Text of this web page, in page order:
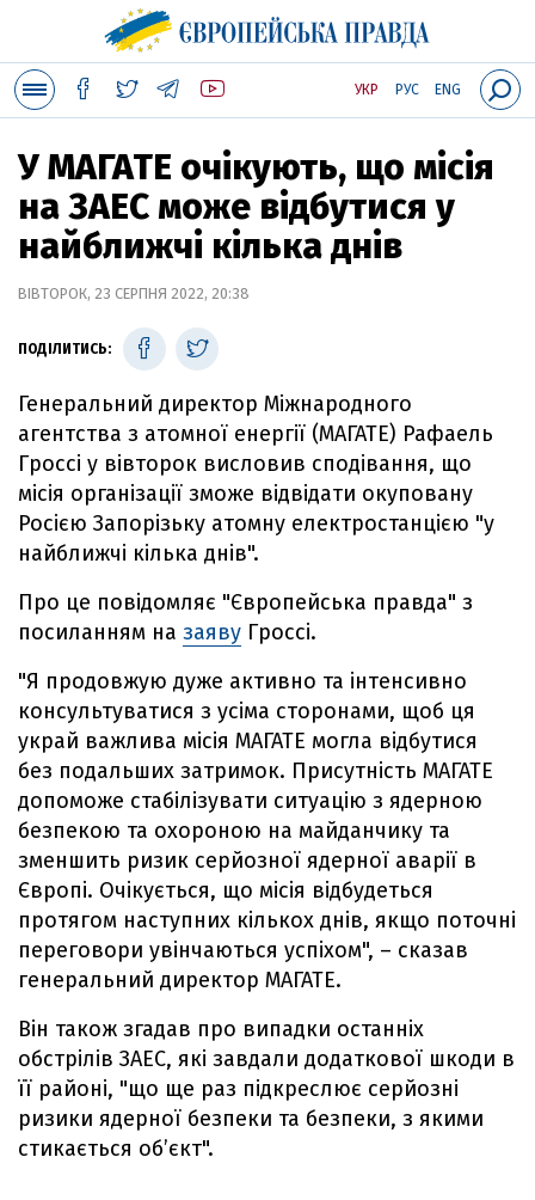
УКР РУС ENG
У МАГАТЕ очікують, що місія
на ЗАЕС може відбутися у
найближчі кілька днів
ВІВТОРОК, 23 СЕРПНЯ 2022, 20:38
ПОДІЛИТИСЬ:
Генеральний директор Міжнародного
агентства з атомної енергії (МАГАТЕ) Рафаель
Гроссі у вівторок висловив сподівання, що
місія організації зможе відвідати окуповану
Росією Запорізьку атомну електростанцією "у
найближчі кілька днів".
Про це повідомляє "Європейська правда" з
посиланням на заяву Гроссі.
"Я продовжую дуже активно та інтенсивно
консультуватися з усіма сторонами, щоб ця
украй важлива місія МАГАТЕ могла відбутися
без подальших затримок. Присутність МАГАТЕ
допоможе стабілізувати ситуацію з ядерною
безпекою та охороною на майданчику та
зменшить ризик серйозної ядерної аварії в
Європі. Очікується, що місія відбудеться
протягом наступних кількох днів, якщо поточні
переговори увінчаються успіхом", – сказав
генеральний директор МАГАТЕ.
Він також згадав про випадки останніх
обстрілів ЗАЕС, які завдали додаткової шкоди в
її районі, "що ще раз підкреслює серйозні
ризики ядерної безпеки та безпеки, з якими
стикається об’єкт".